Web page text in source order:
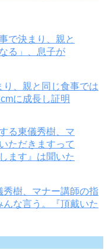
、親と同じ食事では
に成長し証明
秀樹、マナー講師の指
な言う。『頂戴いた